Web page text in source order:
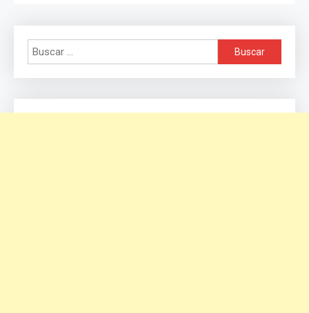
Buscar: